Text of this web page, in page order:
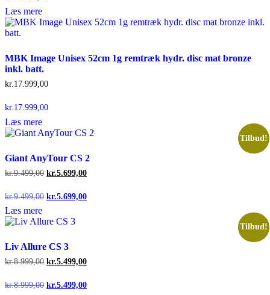
Læs mere
MBK Image Unisex 52cm 1g remtræk hydr. disc mat bronze
inkl. batt.
kr.17.999,00
kr. 17.999,00
Læs mere
Tilbud!
Giant AnyTour CS 2
kr.9.499,00 Den
pris
var:
kr.5.699,00Den
er:
kr.9.499,00 Den
var:
kr.5.699,00Den
Læs mere
Tilbud!
Liv Allure CS 3
kr.8.999,00 Den
pris
var:
kr.5.499,00Den
er:
kr.8.999,00 Den
kr.5.499,00Den